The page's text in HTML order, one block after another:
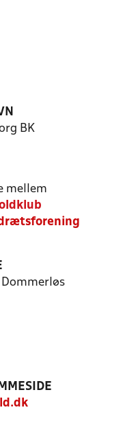
BK
mellem
Dommerløs